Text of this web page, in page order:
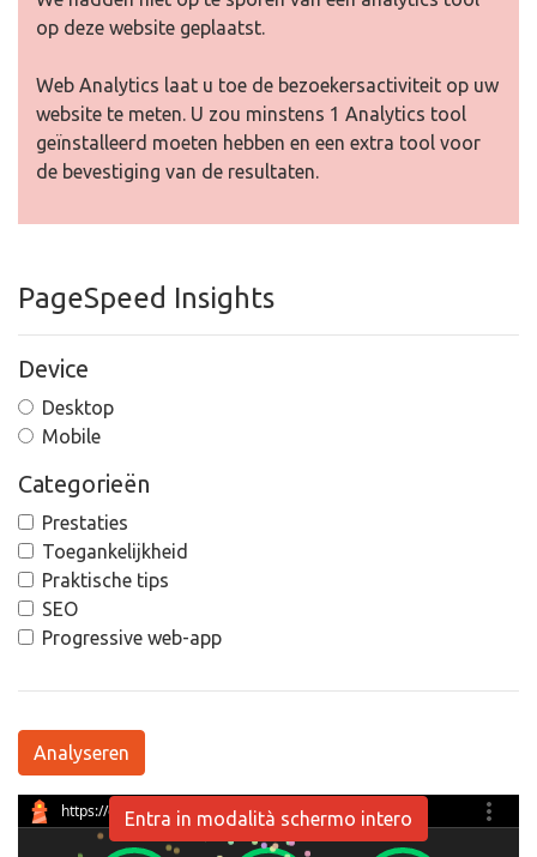
op deze website geplaatst.
Web Analytics laat u toe de bezoekersactiviteit op uw
website te meten. U zou minstens 1 Analytics tool
geïnstalleerd moeten hebben en een extra tool voor
de bevestiging van de resultaten.
PageSpeed Insights
Device
Desktop
Mobile
Categorieën
Prestaties
Toegankelijkheid
Praktische tips
SEO
Progressive web-app
Analyseren
Entra in modalità schermo intero